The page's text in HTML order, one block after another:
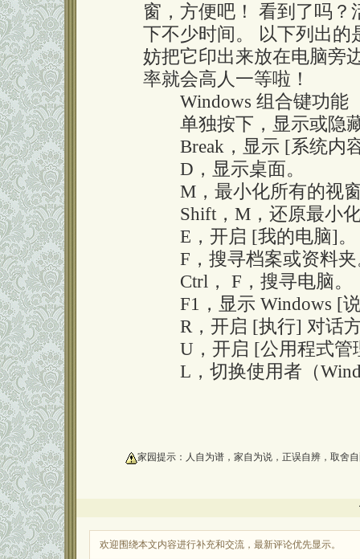
窗，方便吧！ 看到了吗？
下不少时间。 以下列出的
妨把它印出来放在电脑旁
率就会高人一等啦！
Windows 组合键功能
单独按下，显示或隐
Break，显示 [系统内
D，显示桌面。
M，最小化所有的视
Shift，M，还原最小化
E，开启 [我的电脑]。
F，搜寻档案或资料夹
Ctrl， F，搜寻电脑。
F1，显示 Windows [
R，开启 [执行] 对话
U，开启 [公用程式管
L，切换使用者（
家园提示：人自为谱，家自为说，正误自辨，取舍
欢迎围绕本文内容进行补充和交流，最新评论优先显示。